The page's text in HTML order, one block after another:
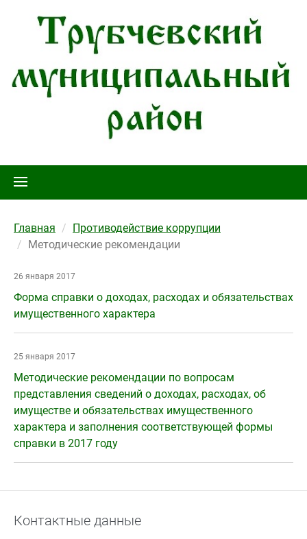
Главная
Противодействие коррупции
Методические рекомендации
26 января 2017
Форма справки о доходах, расходах и обязательствах
имущественного характера
25 января 2017
Методические рекомендации по вопросам
представления сведений о доходах, расходах, об
имуществе и обязательствах имущественного
характера и заполнения соответствующей формы
справки в 2017 году
Контактные данные